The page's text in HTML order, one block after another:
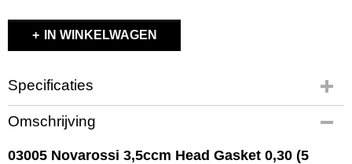
IN WINKELWAGEN
Specificaties
Productcode
03005
EAN code
Omschrijving
03005 Novarossi 3,5ccm Head Gasket 0,30 (5